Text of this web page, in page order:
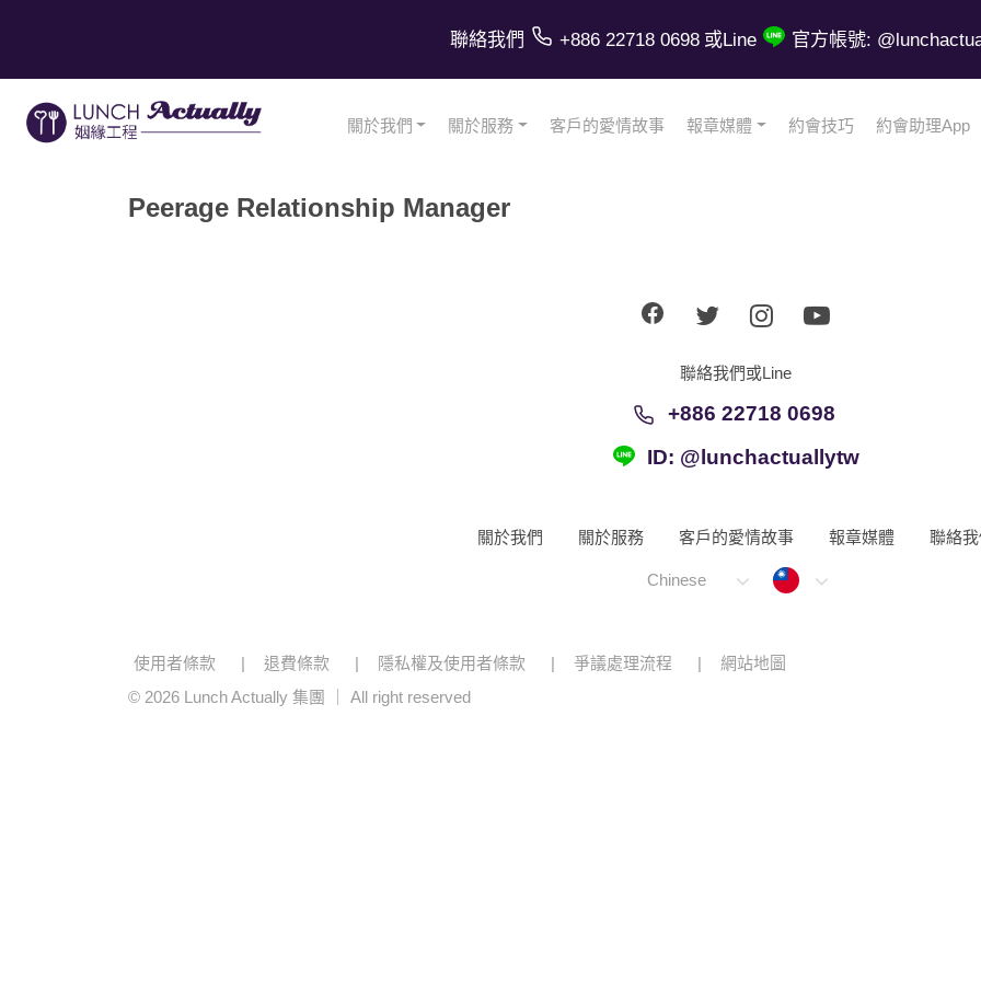
聯絡我們 +886 22718 0698 或Line 官方帳號:
關於我們 關於服務 客戶的愛情故事 報章媒體 約會技巧 約會助理App
Peerage Relationship Manager
聯絡我們或Line
+886 22718 0698
ID: @lunchactuallytw
關於我們 關於服務 客戶的愛情故事 報章媒體 聯絡
Chinese Taiwan
使用者條款 退費條款 隱私權及使用者條款 爭議處理流程
網站地圖
© 2026 Lunch Actually 集團 ｜ All right reserved